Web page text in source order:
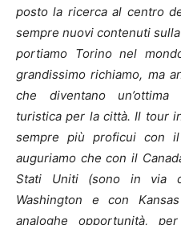
posto la ricerca al centro
sempre nuovi contenuti
portiamo Torino nel
grandissimo richiamo, ma
che diventano
turistica per la città. Il tour
sempre più proficui con
auguriamo che con il
Stati Uniti (sono in via
Washington e con
analoghe opportunità,